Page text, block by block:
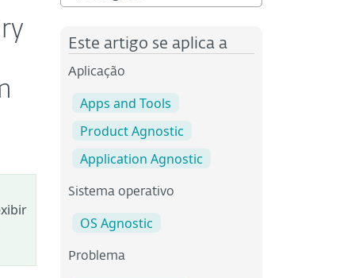
Este artigo se aplica a
Aplicação
Apps and Tools
Product Agnostic
Application Agnostic
Sistema operativo
OS Agnostic
Problema